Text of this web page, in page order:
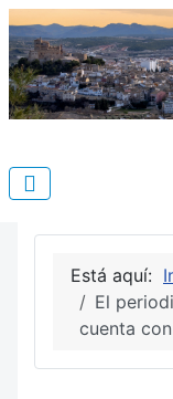
Está aquí:
El
cuenta